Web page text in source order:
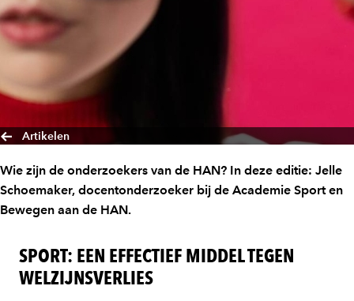
Artikelen
Wie zijn de onderzoekers van de HAN? In deze editie: Jelle
Schoemaker, docentonderzoeker bij de Academie Sport en
Bewegen aan de HAN.
SPORT: EEN EFFECTIEF MIDDEL TEGEN
WELZIJNSVERLIES